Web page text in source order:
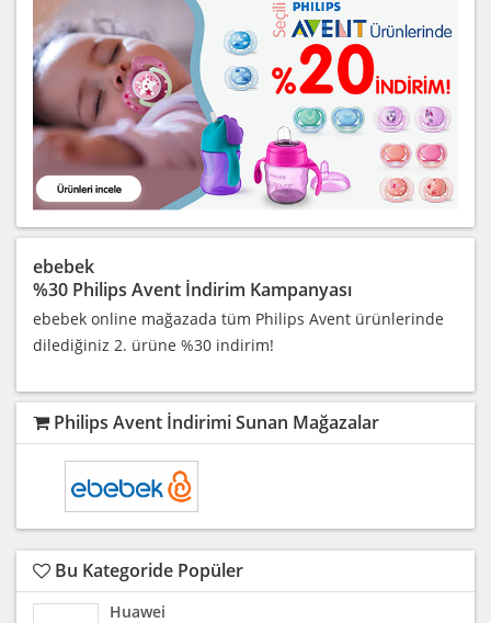
ebebek
%30 Philips Avent İndirim Kampanyası
ebebek online mağazada tüm Philips Avent ürünlerinde
dilediğiniz 2. ürüne %30 indirim!
Philips Avent İndirimi Sunan Mağazalar
Bu Kategoride Popüler
Huawei